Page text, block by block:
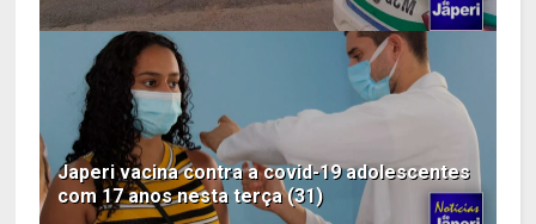
Japeri vacina contra a covid-19 adolescentes
com 17 anos nesta terça (31)